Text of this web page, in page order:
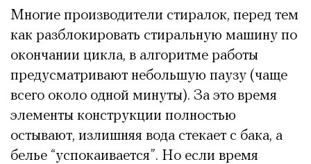
Многие производители стиралок, перед тем
как разблокировать стиральную машину по
окончании цикла, в алгоритме работы
предусматривают небольшую паузу (чаще
всего около одной минуты). За это время
элементы конструкции полностью
остывают, излишняя вода стекает с бака, а
белье “успокаивается”. Но если время